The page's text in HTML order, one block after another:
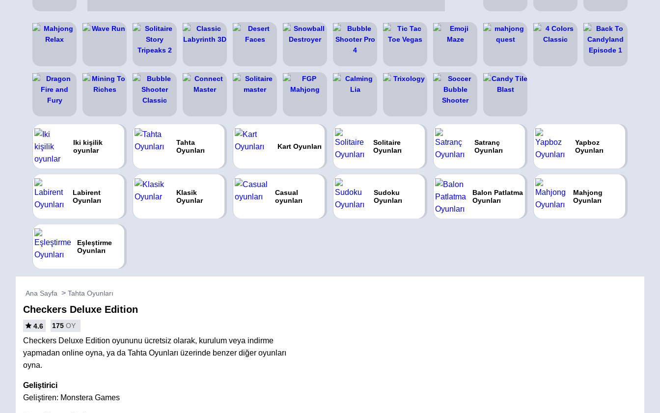
Iki kişilik
oyunlar
Tahta
Oyunları
Kart Oyunları
Solitaire
Oyunları
Satranç
Oyunları
Yapboz
Oyunları
Labirent
Oyunları
Klasik
Oyunlar
Casual
oyunları
Sudoku
Oyunları
Balon Patlatma
Oyunları
Mahjong
Oyunları
Eşleştirme
Oyunları
Ana Sayfa Tahta Oyunları
Checkers Deluxe Edition
4.6 175 OY
Checkers Deluxe Edition oyununu ücretsiz olarak, kurulum veya indirme
yapmadan online oyna, ya da Tahta Oyunları üzerinde benzer diğer oyunları
oyna.
Geliştirici
Geliştiren: Monstera Games